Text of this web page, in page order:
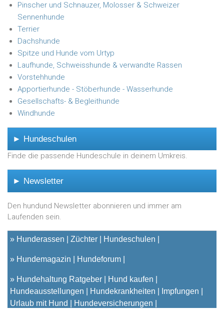
Pinscher und Schnauzer, Molosser & Schweizer
Sennenhunde
Terrier
Dachshunde
Spitze und Hunde vom Urtyp
Laufhunde, Schweisshunde & verwandte Rassen
Vorstehhunde
Apportierhunde - Stöberhunde - Wasserhunde
Gesellschafts- & Begleithunde
Windhunde
► Hundeschulen
Finde die passende Hundeschule in deinem Umkreis.
► Newsletter
Den hundund Newsletter abonnieren und immer am
Laufenden sein.
» Hunderassen Züchter Hundeschulen
» Hundemagazin Hundeforum
» Hundehaltung Ratgeber
Hund kaufen
Hundeausstellungen
Hundekrankheiten
Impfungen
Urlaub mit Hund
Hundeversicherungen